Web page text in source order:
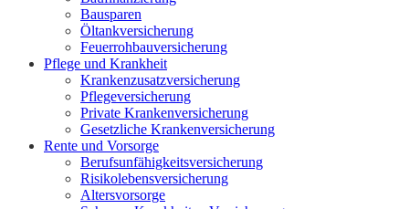
Bausparen
Öltankversicherung
Feuerrohbauversicherung
Pflege und Krankheit
Krankenzusatzversicherung
Pflegeversicherung
Private Krankenversicherung
Gesetzliche Krankenversicherung
Rente und Vorsorge
Berufs­unfähigkeitsversicherung
Risikolebensversicherung
Altersvorsorge